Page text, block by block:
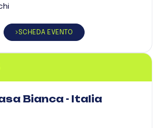
SCHEDA EVENTO
Bianca - Italia